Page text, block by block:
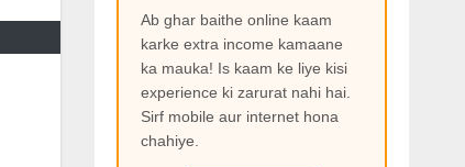
Ab ghar baithe online kaam
karke extra income kamaane
ka mauka! Is kaam ke liye kisi
experience ki zarurat nahi hai.
Sirf mobile aur internet hona
chahiye.